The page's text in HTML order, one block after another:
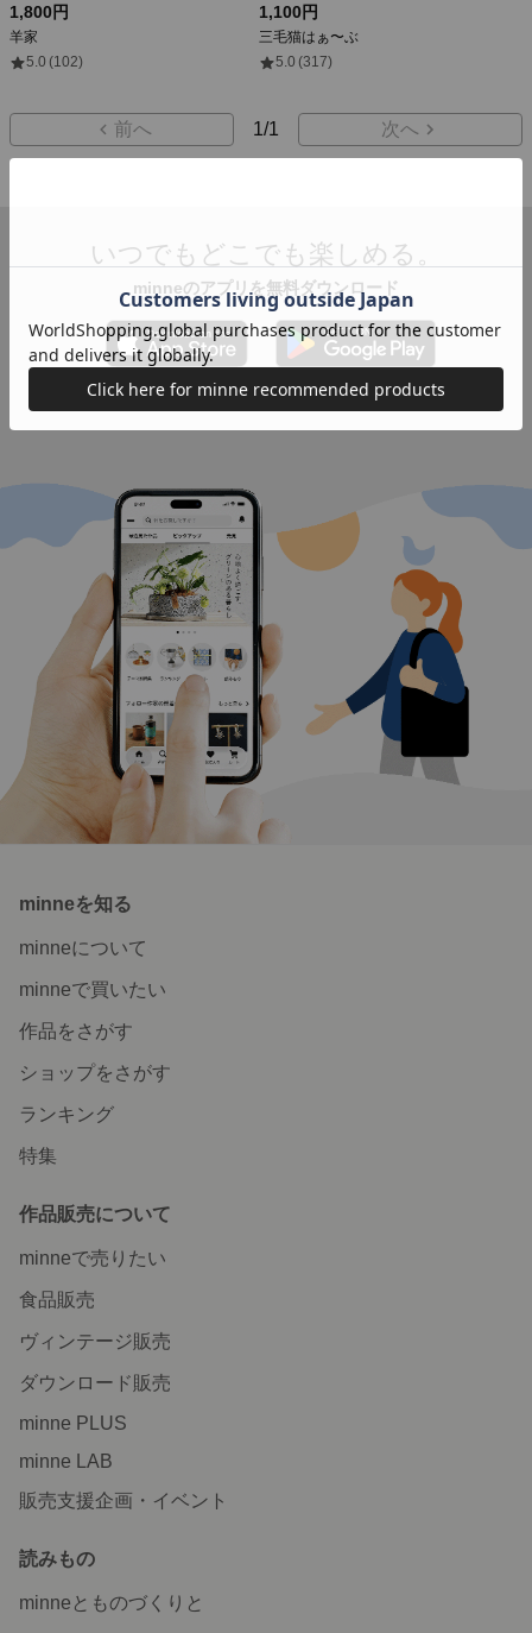
1,800円
羊家
5.0 (102)
1,100円
三毛猫はぁ〜ぶ
5.0 (317)
前へ 1/1 次へ
いつでもどこでも楽しめる。
minneのアプリを無料ダウンロード
minneを知る
minneについて
minneで買いたい
作品をさがす
ショップをさがす
ランキング
特集
作品販売について
minneで売りたい
食品販売
ヴィンテージ販売
ダウンロード販売
minne PLUS
minne LAB
販売支援企画・イベント
読みもの
minneとものづくりと